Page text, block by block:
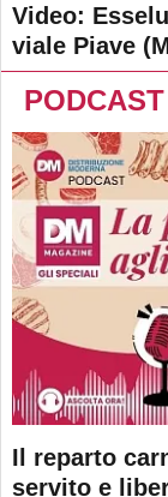
Video:
viale Piave
PODCAST
Il reparto
servito e